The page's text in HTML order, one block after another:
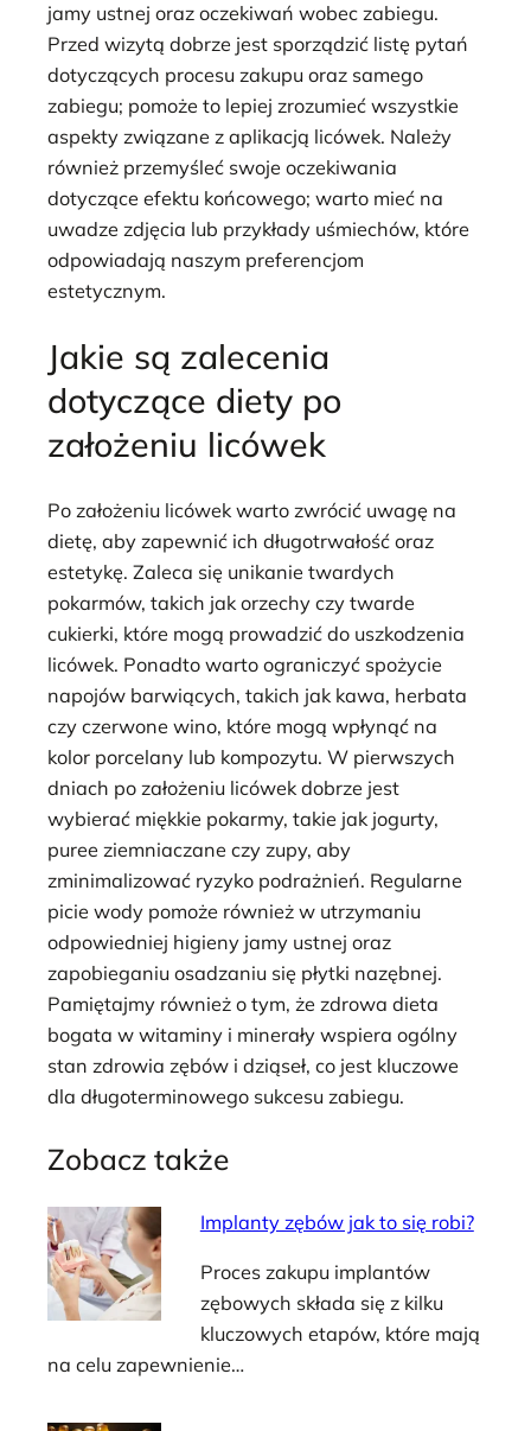
jamy ustnej oraz oczekiwań wobec zabiegu.
Przed wizytą dobrze jest sporządzić listę pytań
dotyczących procesu zakupu oraz samego
zabiegu; pomoże to lepiej zrozumieć wszystkie
aspekty związane z aplikacją licówek. Należy
również przemyśleć swoje oczekiwania
dotyczące efektu końcowego; warto mieć na
uwadze zdjęcia lub przykłady uśmiechów, które
odpowiadają naszym preferencjom
estetycznym.
Jakie są zalecenia
dotyczące diety po
założeniu licówek
Po założeniu licówek warto zwrócić uwagę na
dietę, aby zapewnić ich długotrwałość oraz
estetykę. Zaleca się unikanie twardych
pokarmów, takich jak orzechy czy twarde
cukierki, które mogą prowadzić do uszkodzenia
licówek. Ponadto warto ograniczyć spożycie
napojów barwiących, takich jak kawa, herbata
czy czerwone wino, które mogą wpłynąć na
kolor porcelany lub kompozytu. W pierwszych
dniach po założeniu licówek dobrze jest
wybierać miękkie pokarmy, takie jak jogurty,
puree ziemniaczane czy zupy, aby
zminimalizować ryzyko podrażnień. Regularne
picie wody pomoże również w utrzymaniu
odpowiedniej higieny jamy ustnej oraz
zapobieganiu osadzaniu się płytki nazębnej.
Pamiętajmy również o tym, że zdrowa dieta
bogata w witaminy i minerały wspiera ogólny
stan zdrowia zębów i dziąseł, co jest kluczowe
dla długoterminowego sukcesu zabiegu.
Zobacz także
Implanty zębów jak to się robi?
Proces zakupu implantów
zębowych składa się z kilku
kluczowych etapów, które mają
na celu zapewnienie…